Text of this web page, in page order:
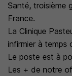
Santé, troisième
France.
La Clinique
infirmier à temps
Le poste est à
Les + de notre